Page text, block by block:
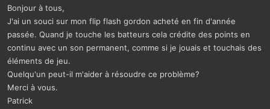
d
c
u
s
s
o
n
Bonjour à tous,
J'ai un souci sur mon flip flash gordon acheté en fin d'année
passée. Quand je touche les batteurs cela crédite des points en
continu avec un son permanent, comme si je jouais et touchais des
éléments de jeu.
Quelqu'un peut-il m'aider à résoudre ce problème?
Merci à vous.
Patrick